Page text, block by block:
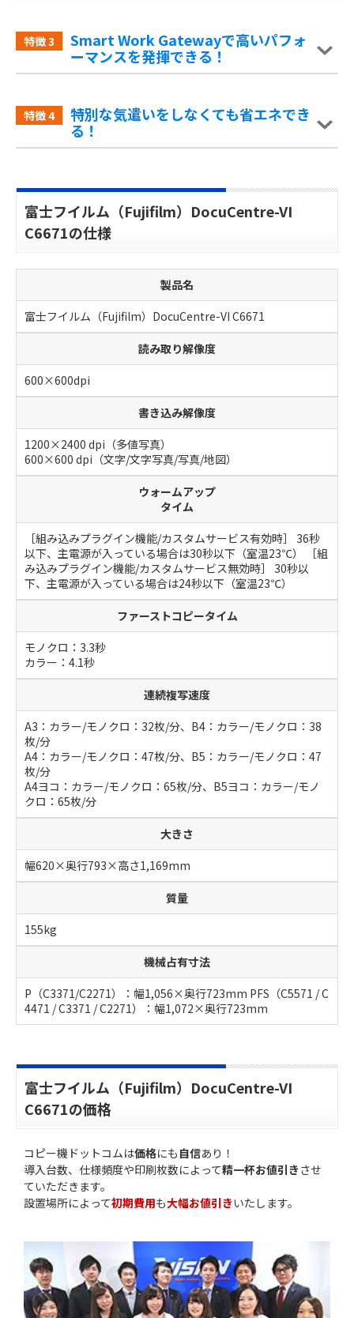
特徴3
Smart Work Gatewayで高いパフォ
ーマンスを発揮できる！
特徴4
特別な気遣いをしなくても省エネでき
る！
富士フイルム（Fujifilm）DocuCentre-VI
C6671の仕様
製品名
富士フイルム（Fujifilm）DocuCentre-VI C6671
読み取り解像度
600×600dpi
書き込み解像度
1200×2400 dpi（多値写真）
600×600 dpi（文字/文字写真/写真/地図）
ウォームアップ
タイム
［組み込みプラグイン機能/カスタムサービス有効時］ 36秒
以下、主電源が入っている場合は30秒以下（室温23℃） ［組
み込みプラグイン機能/カスタムサービス無効時］ 30秒以
下、主電源が入っている場合は24秒以下（室温23℃）
ファーストコピータイム
モノクロ：3.3秒
カラー：4.1秒
連続複写速度
A3：カラー/モノクロ：32枚/分、B4：カラー/モノクロ：38
枚/分
A4：カラー/モノクロ：47枚/分、B5：カラー/モノクロ：47
枚/分
A4ヨコ：カラー/モノクロ：65枚/分、B5ヨコ：カラー/モノ
クロ：65枚/分
大きさ
幅620×奥行793×高さ1,169mm
質量
155kg
機械占有寸法
P（C3371/C2271）：幅1,056×奥行723mm PFS（C5571 / C
4471 / C3371 / C2271）：幅1,072×奥行723mm
富士フイルム（Fujifilm）DocuCentre-VI
C6671の価格
コピー機ドットコムは価格にも 自信あり！
導入台数、仕様頻度や印刷枚数によって精一杯お値引き させ
ていただきます。
設置場所によって初期費用も大幅お値引きいたします。